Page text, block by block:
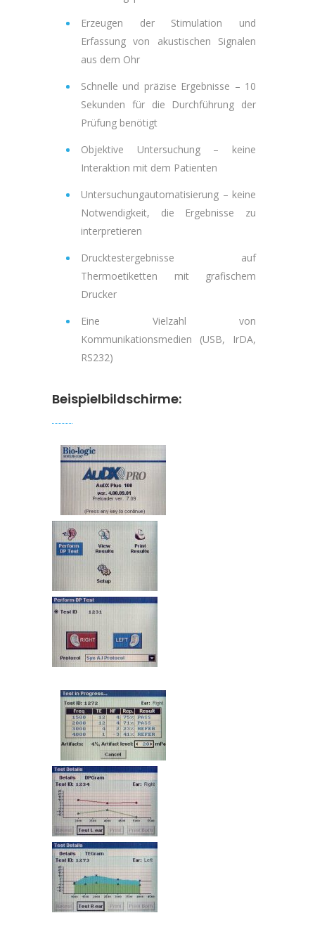
Erzeugen der Stimulation und
Erfassung von akustischen Signalen
aus dem Ohr
Schnelle und präzise Ergebnisse – 10
Sekunden für die Durchführung der
Prüfung benötigt
Objektive Untersuchung – keine
Interaktion mit dem Patienten
Untersuchungautomatisierung – keine
Notwendigkeit, die Ergebnisse zu
interpretieren
Drucktestergebnisse auf
Thermoetiketten mit grafischem
Drucker
Eine Vielzahl von
Kommunikationsmedien (USB, IrDA,
RS232)
Beispielbildschirme: